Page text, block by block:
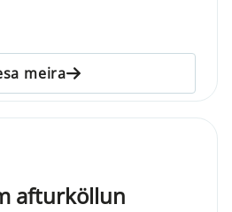
meira
afturköllun